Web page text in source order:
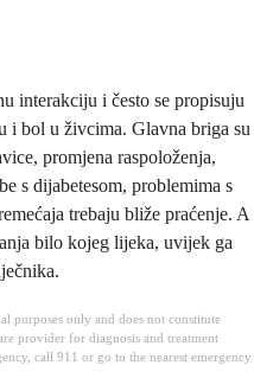
interakciju i često se propisuju
i bol u živcima. Glavna briga su
promjena raspoloženja,
s dijabetesom, problemima s
trebaju bliže praćenje. A
bilo kojeg lijeka, uvijek ga
purposes only and does not constitute
provider for diagnosis and treatment
call 911 or go to the nearest emergency